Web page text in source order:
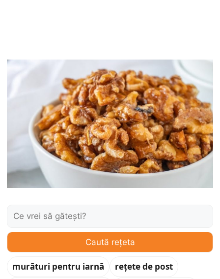
Caută:
Caută rețeta
murături pentru iarnă
rețete de post